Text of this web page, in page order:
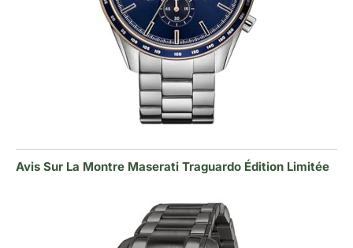
Avis Sur La Montre Maserati Traguardo Édition Limitée